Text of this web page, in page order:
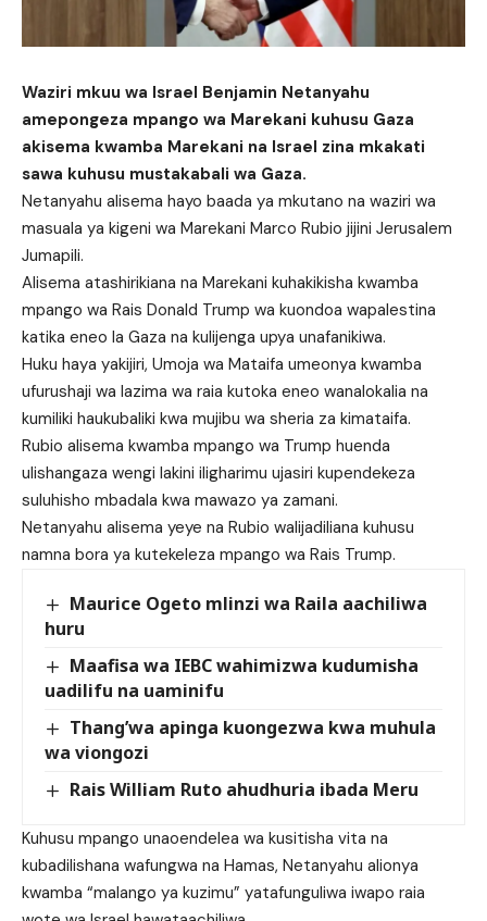
Waziri mkuu wa Israel Benjamin Netanyahu
amepongeza mpango wa Marekani kuhusu Gaza
akisema kwamba Marekani na Israel zina mkakati
sawa kuhusu mustakabali wa Gaza.
Netanyahu alisema hayo baada ya mkutano na waziri wa
masuala ya kigeni wa Marekani Marco Rubio jijini Jerusalem
Jumapili.
Alisema atashirikiana na Marekani kuhakikisha kwamba
mpango wa Rais Donald Trump wa kuondoa wapalestina
katika eneo la Gaza na kulijenga upya unafanikiwa.
Huku haya yakijiri, Umoja wa Mataifa umeonya kwamba
ufurushaji wa lazima wa raia kutoka eneo wanalokalia na
kumiliki haukubaliki kwa mujibu wa sheria za kimataifa.
Rubio alisema kwamba mpango wa Trump huenda
ulishangaza wengi lakini iligharimu ujasiri kupendekeza
suluhisho mbadala kwa mawazo ya zamani.
Netanyahu alisema yeye na Rubio walijadiliana kuhusu
namna bora ya kutekeleza mpango wa Rais Trump.
Maurice Ogeto mlinzi wa Raila aachiliwa
huru
Maafisa wa IEBC wahimizwa kudumisha
uadilifu na uaminifu
Thang’wa apinga kuongezwa kwa muhula
wa viongozi
Rais William Ruto ahudhuria ibada Meru
Kuhusu mpango unaoendelea wa kusitisha vita na
kubadilishana wafungwa na Hamas, Netanyahu alionya
kwamba “malango ya kuzimu” yatafunguliwa iwapo raia